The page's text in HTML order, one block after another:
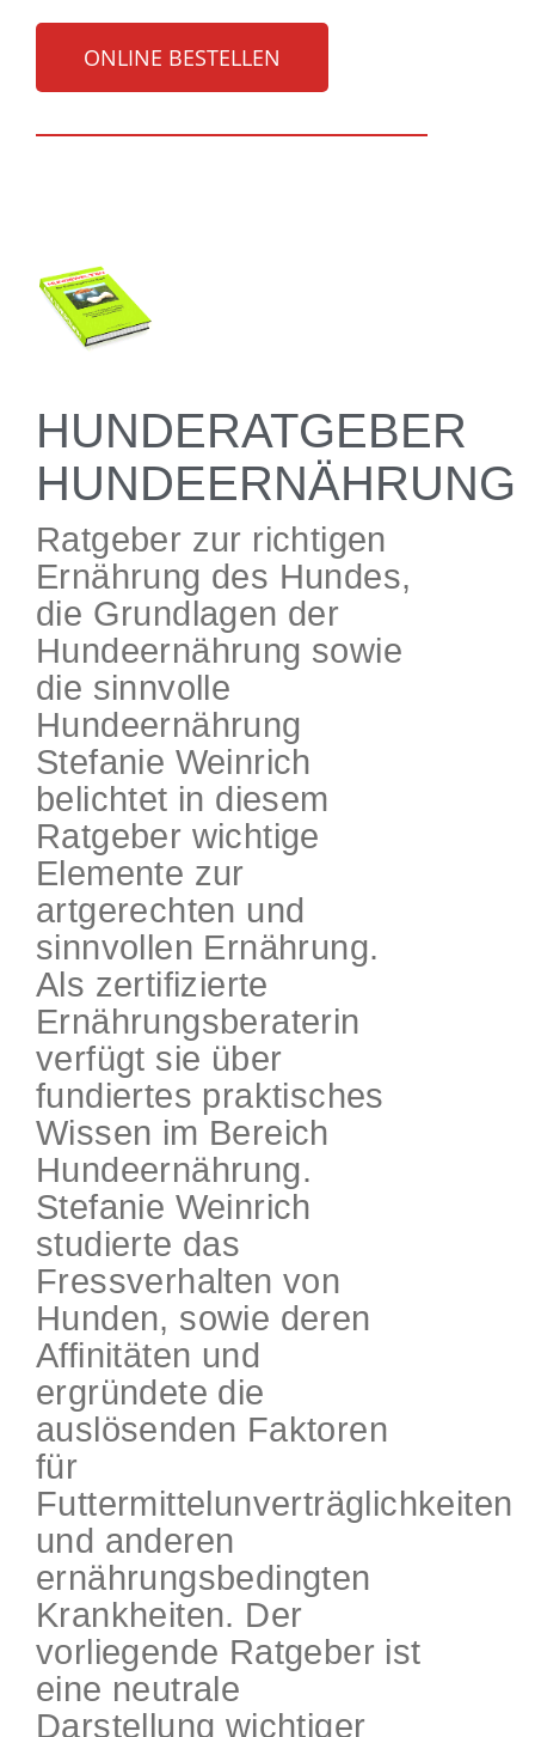
ONLINE BESTELLEN
HUNDERATGEBER
HUNDEERNÄHRUNG
Ratgeber zur richtigen
Ernährung des Hundes,
die Grundlagen der
Hundeernährung sowie
die sinnvolle
Hundeernährung
Stefanie Weinrich
belichtet in diesem
Ratgeber wichtige
Elemente zur
artgerechten und
sinnvollen Ernährung.
Als zertifizierte
Ernährungsberaterin
verfügt sie über
fundiertes praktisches
Wissen im Bereich
Hundeernährung.
Stefanie Weinrich
studierte das
Fressverhalten von
Hunden, sowie deren
Affinitäten und
ergründete die
auslösenden Faktoren
für
Futtermittelunverträglichkeiten
und anderen
ernährungsbedingten
Krankheiten. Der
vorliegende Ratgeber ist
eine neutrale
Darstellung wichtiger